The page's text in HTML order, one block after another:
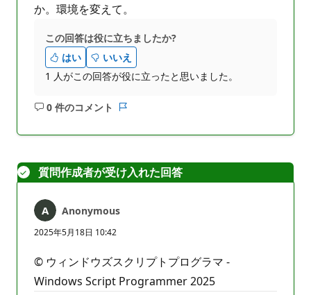
か。環境を変えて。
この回答は役に立ちましたか?
はい
いいえ
1 人がこの回答が役に立ったと思いました。
0 件のコメント
コ
は
あ
ま
せ
質問作成者が受け入れた回答
Anonymous
2025年5月18日 10:42
© ウィンドウズスクリプトプログラマ -
Windows Script Programmer 2025